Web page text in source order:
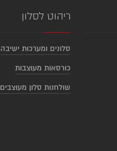
ריהוט לסלון
סלונים ומערכות ישיבה
כורסאות מעוצבות
שולחנות סלון מעוצבים